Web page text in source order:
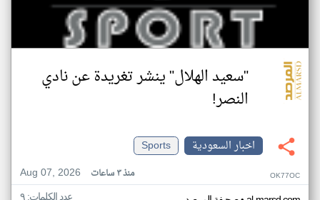
"سعيد الهلال" ينشر تغريدة عن نادي
النصر!
اخبار السعودية
Sports
Aug 07, 2026
منذ ٣ ساعات OK77OC
عدد الكلمات: ٩